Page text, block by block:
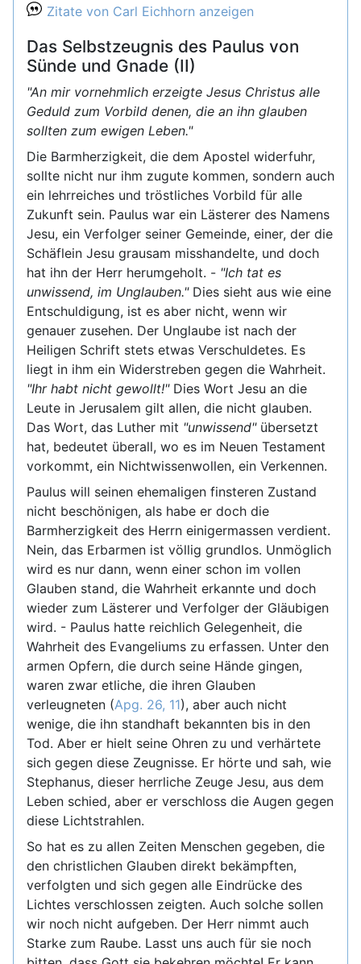
Zitate von Carl Eichhorn anzeigen
Das Selbstzeugnis des Paulus von
Sünde und Gnade (II)
"An mir vornehmlich erzeigte Jesus Christus alle
Geduld zum Vorbild denen, die an ihn glauben
sollten zum ewigen Leben."
Die Barmherzigkeit, die dem Apostel widerfuhr,
sollte nicht nur ihm zugute kommen, sondern auch
ein lehrreiches und tröstliches Vorbild für alle
Zukunft sein. Paulus war ein Lästerer des Namens
Jesu, ein Verfolger seiner Gemeinde, einer, der die
Schäflein Jesu grausam misshandelte, und doch
hat ihn der Herr herumgeholt. - "Ich tat es
unwissend, im Unglauben."Dies sieht aus wie eine
Entschuldigung, ist es aber nicht, wenn wir
genauer zusehen. Der Unglaube ist nach der
Heiligen Schrift stets etwas Verschuldetes. Es
liegt in ihm ein Widerstreben gegen die Wahrheit.
"Ihr habt nicht gewollt!"Dies Wort Jesu an die
Leute in Jerusalem gilt allen, die nicht glauben.
Das Wort, das Luther mit "unwissend"übersetzt
hat, bedeutet überall, wo es im Neuen Testament
vorkommt, ein Nichtwissenwollen, ein Verkennen.
Paulus will seinen ehemaligen finsteren Zustand
nicht beschönigen, als habe er doch die
Barmherzigkeit des Herrn einigermassen verdient.
Nein, das Erbarmen ist völlig grundlos. Unmöglich
wird es nur dann, wenn einer schon im vollen
Glauben stand, die Wahrheit erkannte und doch
wieder zum Lästerer und Verfolger der Gläubigen
wird. - Paulus hatte reichlich Gelegenheit, die
Wahrheit des Evangeliums zu erfassen. Unter den
armen Opfern, die durch seine Hände gingen,
waren zwar etliche, die ihren Glauben
verleugneten (Apg. 26, 11), aber auch nicht
wenige, die ihn standhaft bekannten bis in den
Tod. Aber er hielt seine Ohren zu und verhärtete
sich gegen diese Zeugnisse. Er hörte und sah, wie
Stephanus, dieser herrliche Zeuge Jesu, aus dem
Leben schied, aber er verschloss die Augen gegen
diese Lichtstrahlen.
So hat es zu allen Zeiten Menschen gegeben, die
den christlichen Glauben direkt bekämpften,
verfolgten und sich gegen alle Eindrücke des
Lichtes verschlossen zeigten. Auch solche sollen
wir noch nicht aufgeben. Der Herr nimmt auch
Starke zum Raube. Lasst uns auch für sie noch